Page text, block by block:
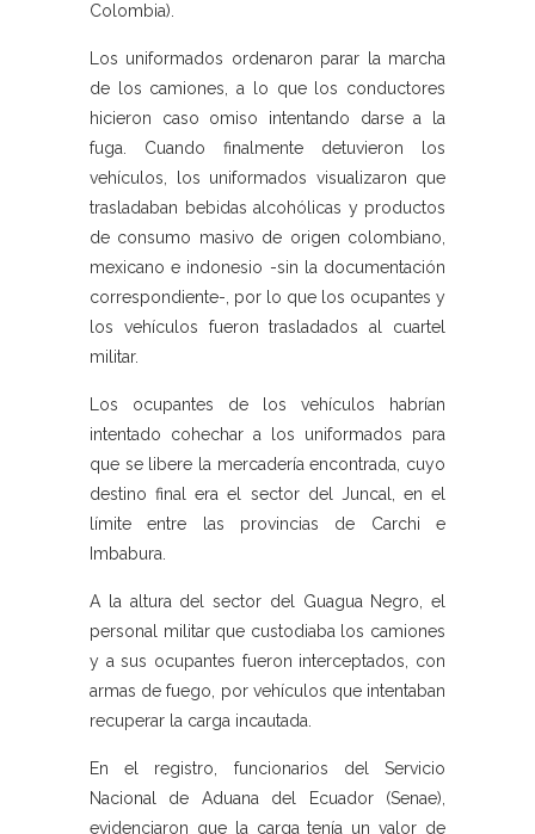
Colombia).
Los uniformados ordenaron parar la marcha
de los camiones, a lo que los conductores
hicieron caso omiso intentando darse a la
fuga. Cuando finalmente detuvieron los
vehículos, los uniformados visualizaron que
trasladaban bebidas alcohólicas y productos
de consumo masivo de origen colombiano,
mexicano e indonesio -sin la documentación
correspondiente-, por lo que los ocupantes y
los vehículos fueron trasladados al cuartel
militar.
Los ocupantes de los vehículos habrían
intentado cohechar a los uniformados para
que se libere la mercadería encontrada, cuyo
destino final era el sector del Juncal, en el
límite entre las provincias de Carchi e
Imbabura.
A la altura del sector del Guagua Negro, el
personal militar que custodiaba los camiones
y a sus ocupantes fueron interceptados, con
armas de fuego, por vehículos que intentaban
recuperar la carga incautada.
En el registro, funcionarios del Servicio
Nacional de Aduana del Ecuador (Senae),
evidenciaron que la carga tenía un valor de